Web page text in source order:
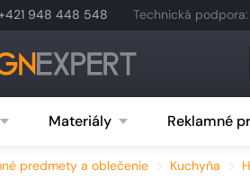
948 448 548 Technická podpora:
Materiály Reklamné
predmety a oblečenie Kuchyňa